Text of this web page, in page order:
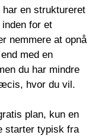
har en struktureret
for et
nemmere at opnå
med en
du har mindre
hvor du vil.
plan, kun en
starter typisk fra